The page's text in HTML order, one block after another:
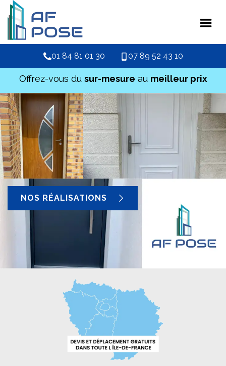
01 84 81 01 30 07 89 52 43 10
Offrez-vous du sur-mesure au meilleur prix
NOS RÉALISATIONS